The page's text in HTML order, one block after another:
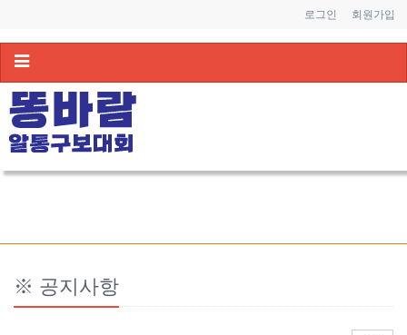
로그인 회원가입
Toggle
※ 공지사항